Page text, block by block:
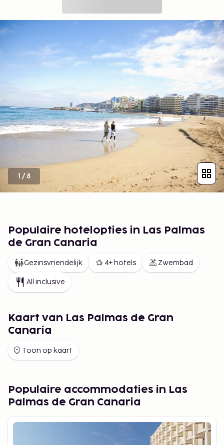
1 /8
Populaire hotelopties in Las Palmas
de Gran Canaria
Gezinsvriendelijk 4+ hotels Zwembad
All inclusive
Kaart van Las Palmas de Gran
Canaria
Toon op kaart
Populaire accommodaties in Las
Palmas de Gran Canaria